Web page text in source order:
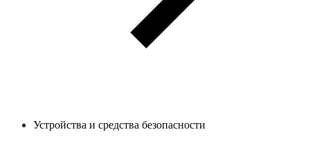
Устройства и средства безопасности